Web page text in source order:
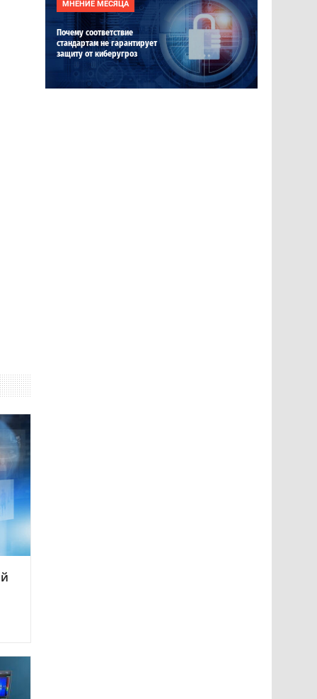
МНЕНИЕ МЕСЯЦА
Почему соответствие
стандартам не гарантирует
защиту от киберугроз